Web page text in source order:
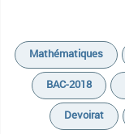
Mathématiques
BAC-2018
Devoirat